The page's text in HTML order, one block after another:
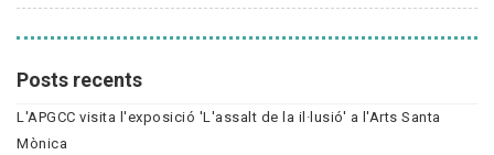
Posts recents
L'APGCC visita l'exposició 'L'assalt de la il·lusió' a l'Arts Santa
Mònica